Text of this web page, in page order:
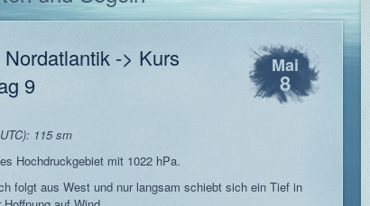
Nordatlantik -> Kurs
9
Mai
8
115 sm
Hochdruckgebiet mit 1022 hPa.
folgt aus West und nur langsam schiebt sich ein Tief in